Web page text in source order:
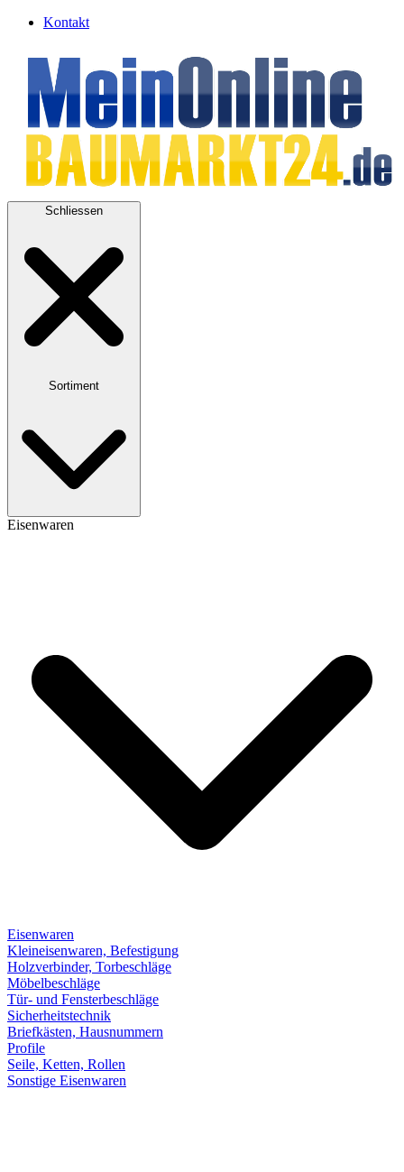
Kontakt
Schliessen
Sortiment
Eisenwaren
Eisenwaren
Kleineisenwaren, Befestigung
Holzverbinder, Torbeschläge
Möbelbeschläge
Tür- und Fensterbeschläge
Sicherheitstechnik
Briefkästen, Hausnummern
Profile
Seile, Ketten, Rollen
Sonstige Eisenwaren